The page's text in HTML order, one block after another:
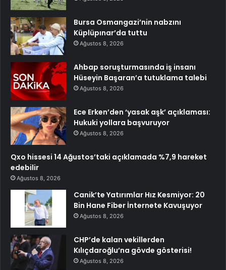
Bursa Osmangazi’nin nabzını
Küplüpınar’da tuttu
Ağustos 8, 2026
Ahbap soruşturmasında iş insanı
Hüseyin Başaran’a tutuklama talebi
Ağustos 8, 2026
Ece Erken’den ‘yasak aşk’ açıklaması:
Hukuki yollara başvuruyor
Ağustos 8, 2026
Qxo hissesi 14 Ağustos’taki açıklamada %7,9 hareket
edebilir
Ağustos 8, 2026
Canik’te Yatırımlar Hız Kesmiyor: 20
Bin Hane Fiber İnternete Kavuşuyor
Ağustos 8, 2026
CHP’de kalan vekillerden
Kılıçdaroğlu’na gövde gösterisi!
Ağustos 8, 2026